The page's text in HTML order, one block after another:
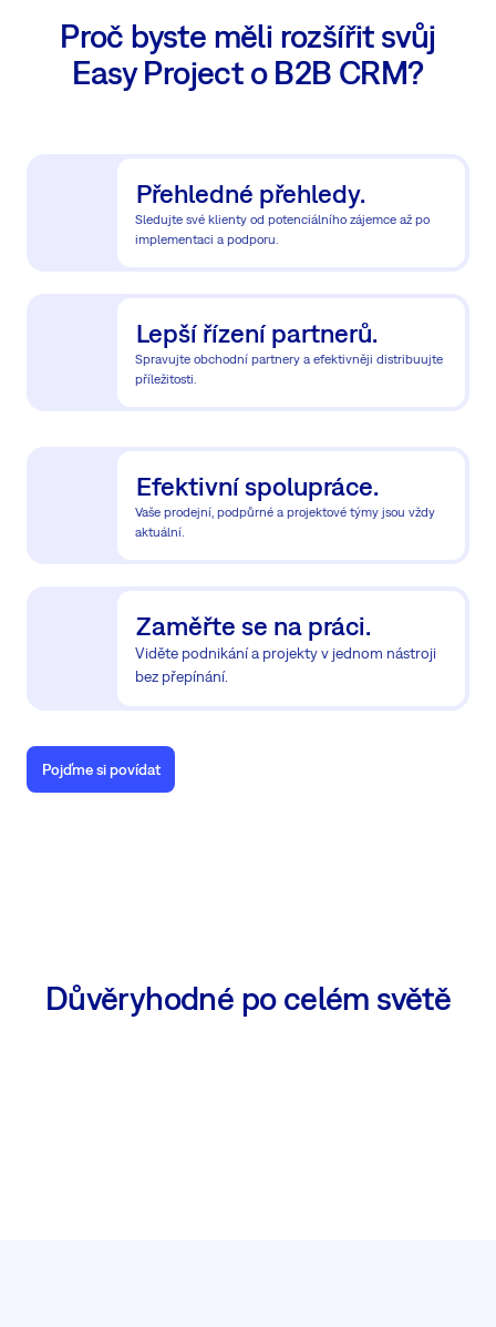
Proč byste měli rozšířit svůj
Easy Project o B2B CRM?
Přehledné přehledy.
Sledujte své klienty od potenciálního zájemce až po
implementaci a podporu.
Lepší řízení partnerů.
Spravujte obchodní partnery a efektivněji distribuujte
příležitosti.
Efektivní spolupráce.
Vaše prodejní, podpůrné a projektové týmy jsou vždy
aktuální.
Zaměřte se na práci.
Viděte podnikání a projekty v jednom nástroji
bez přepínání.
Pojďme si povídat
Důvěryhodné po celém světě